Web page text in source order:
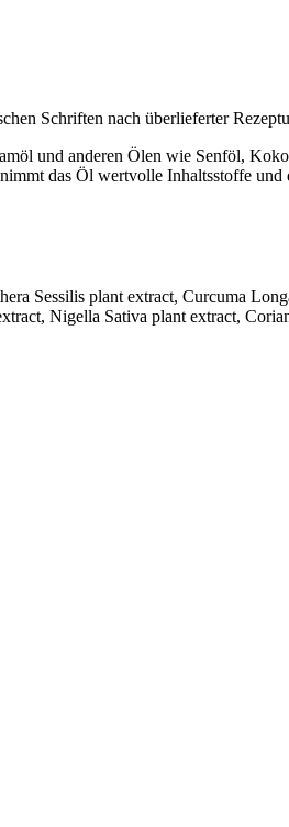
Schriften nach überlieferter
und anderen Ölen wie Senföl,
das Öl wertvolle Inhaltsstoffe
Sessilis plant extract, Curcuma
Nigella Sativa plant extract,